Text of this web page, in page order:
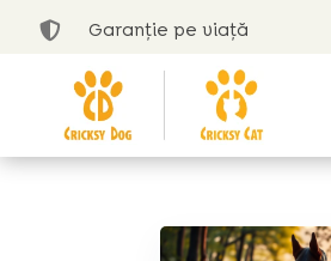
 Garanție pe viață